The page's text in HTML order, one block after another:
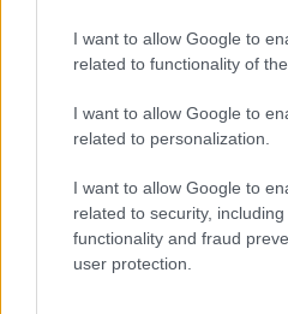
I want to allow Google to
related to functionality of
I want to allow Google to
related to personalization.
I want to allow Google to
related to security,
functionality and fraud
user protection.
βρισκόταν στο όχημα
φωνές τηςΡωσίαςπου
να εντείνει τον πόλεμό
υπήρξε κορυφαίος
επιθετικής,
Αμερικανοί